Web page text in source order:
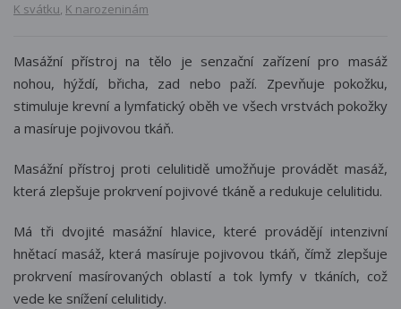
K svátku, K narozeninám
Masážní přístroj na tělo je senzační zařízení pro masáž
nohou, hýždí, břicha, zad nebo paží. Zpevňuje pokožku,
stimuluje krevní a lymfatický oběh ve všech vrstvách pokožky
a masíruje pojivovou tkáň.
Masážní přístroj proti celulitidě umožňuje provádět masáž,
která zlepšuje prokrvení pojivové tkáně a redukuje celulitidu.
Má tři dvojité masážní hlavice, které provádějí intenzivní
hnětací masáž, která masíruje pojivovou tkáň, čímž zlepšuje
prokrvení masírovaných oblastí a tok lymfy v tkáních, což
vede ke snížení celulitidy.